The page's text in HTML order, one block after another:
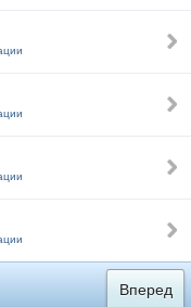
Вперед